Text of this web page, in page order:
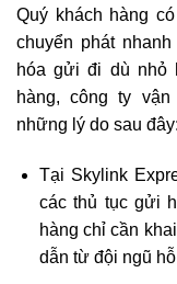
Quý khách hàng
chuyển phát
hóa gửi đi dù nhỏ
hàng, công ty
những lý do sau đây:
Tại Skylink
các thủ tụcgửi
hàng chỉ cần
dẫn từ đội ngũ